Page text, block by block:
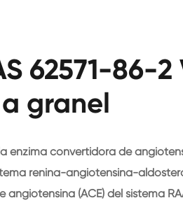
62571-86-2
granel
enzima convertidora de
renina-angiotensina-
(ACE) del sistema